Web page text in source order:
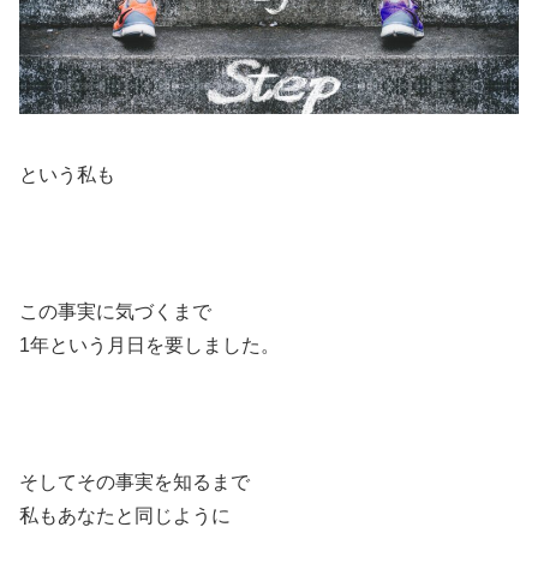
という私も
この事実に気づくまで
1年という月日を要しました。
そしてその事実を知るまで
私もあなたと同じように